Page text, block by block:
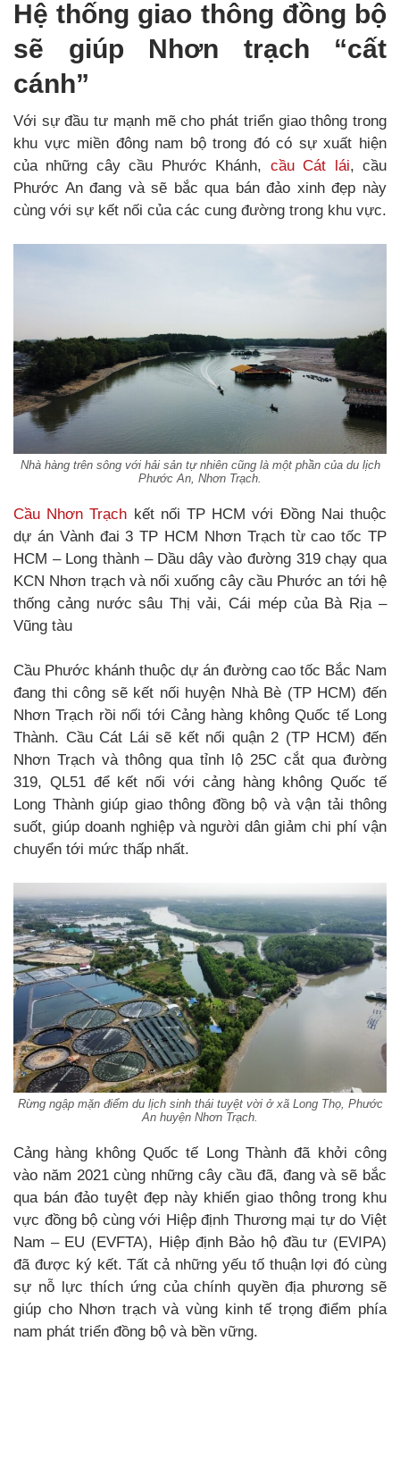
Hệ thống giao thông đồng bộ
sẽ giúp Nhơn trạch “cất
cánh”
Với sự đầu tư mạnh mẽ cho phát triển giao thông trong
khu vực miền đông nam bộ trong đó có sự xuất hiện
của những cây cầu Phước Khánh, cầu Cát lái, cầu
Phước An đang và sẽ bắc qua bán đảo xinh đẹp này
cùng với sự kết nối của các cung đường trong khu vực.
Nhà hàng trên sông với hải sản tự nhiên cũng là một phần của du lịch
Phước An, Nhơn Trạch.
Cầu Nhơn Trạch kết nối TP HCM với Đồng Nai thuộc
dự án Vành đai 3 TP HCM Nhơn Trạch từ cao tốc TP
HCM – Long thành – Dầu dây vào đường 319 chạy qua
KCN Nhơn trạch và nối xuống cây cầu Phước an tới hệ
thống cảng nước sâu Thị vải, Cái mép của Bà Rịa –
Vũng tàu
Cầu Phước khánh thuộc dự án đường cao tốc Bắc Nam
đang thi công sẽ kết nối huyện Nhà Bè (TP HCM) đến
Nhơn Trạch rồi nối tới Cảng hàng không Quốc tế Long
Thành. Cầu Cát Lái sẽ kết nối quận 2 (TP HCM) đến
Nhơn Trạch và thông qua tỉnh lộ 25C cắt qua đường
319, QL51 để kết nối với cảng hàng không Quốc tế
Long Thành giúp giao thông đồng bộ và vận tải thông
suốt, giúp doanh nghiệp và người dân giảm chi phí vận
chuyển tới mức thấp nhất.
Rừng ngập mặn điểm du lịch sinh thái tuyệt vời ở xã Long Thọ, Phước
An huyện Nhơn Trạch.
Cảng hàng không Quốc tế Long Thành đã khởi công
vào năm 2021 cùng những cây cầu đã, đang và sẽ bắc
qua bán đảo tuyệt đẹp này khiến giao thông trong khu
vực đồng bộ cùng với Hiệp định Thương mại tự do Việt
Nam – EU (EVFTA), Hiệp định Bảo hộ đầu tư (EVIPA)
đã được ký kết. Tất cả những yếu tố thuận lợi đó cùng
sự nỗ lực thích ứng của chính quyền địa phương sẽ
giúp cho Nhơn trạch và vùng kinh tế trọng điểm phía
nam phát triển đồng bộ và bền vững.